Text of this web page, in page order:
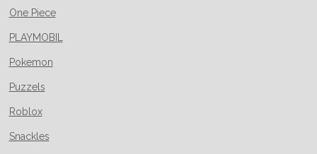
One Piece
PLAYMOBIL
Pokemon
Puzzels
Roblox
Snackles